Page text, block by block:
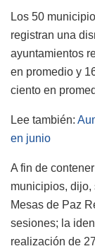
Los 50
registran una
ayuntamientos
en promedio y
ciento en
Lee también:
en junio
A fin de
municipios, dijo,
Mesas de Paz
sesiones; la
realización de